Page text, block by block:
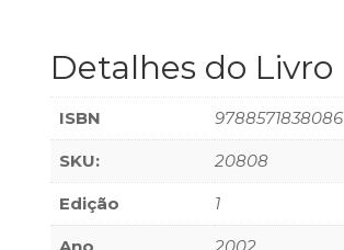
(23)
Rádio
(8)
Relações
Públicas
e
Comunicação
Empresarial
Detalhes do Livro
ISBN 9788571838086
SKU: 20808
Edição 1